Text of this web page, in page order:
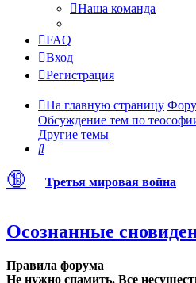
Наша команда
FAQ
Вход
Регистрация
На главную страницу
Обсуждение тем по
Другие темы
Поиск
🔞 Третья мировая война
Осознанные
Правила форума
Не нужно спамить. Все